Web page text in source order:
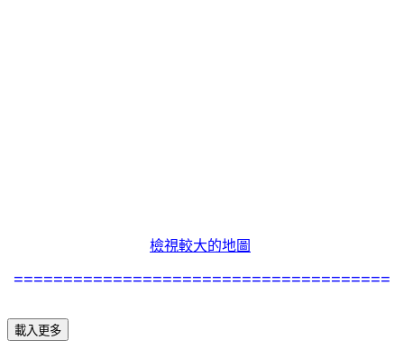
檢視較大的地圖
======================================
載入更多